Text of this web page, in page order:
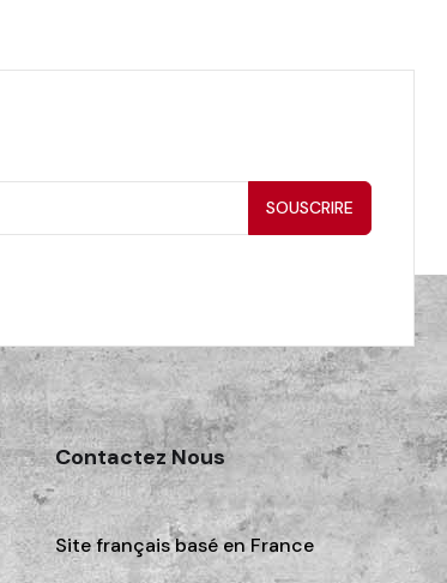
SOUSCRIRE
Contactez Nous
Site français basé en France